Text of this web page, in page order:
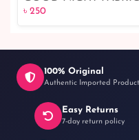
৳ 250
MOSQUITO
৳ 250
100% Original
Authentic Imported
Easy Returns
7-day return policy